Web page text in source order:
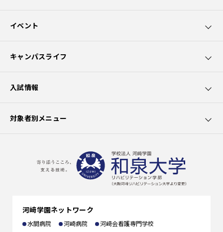
和泉大学5つのポイント
イベント
オープンキャンパス
キャンパスライフ
学生サポート
施設の利用
入試情報
募集要項
選抜試験一覧
対象者別メニュー
卒業生の方へ
企業の方へ
河﨑学園ネットワーク
水間病院 河崎病院 河﨑会看護専門学校